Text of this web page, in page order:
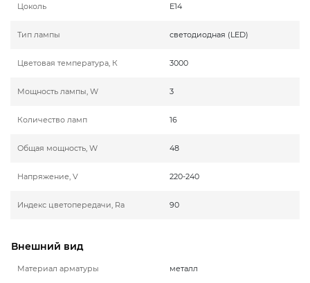
Цоколь E14
Тип лампы светодиодная (LED)
Цветовая температура, К 3000
Мощность лампы, W 3
Количество ламп 16
Общая мощность, W 48
Напряжение, V 220-240
Индекс цветопередачи, Ra 90
Внешний вид
Материал арматуры металл